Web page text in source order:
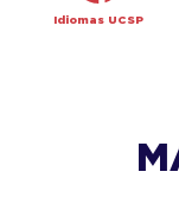
Idiomas UCSP